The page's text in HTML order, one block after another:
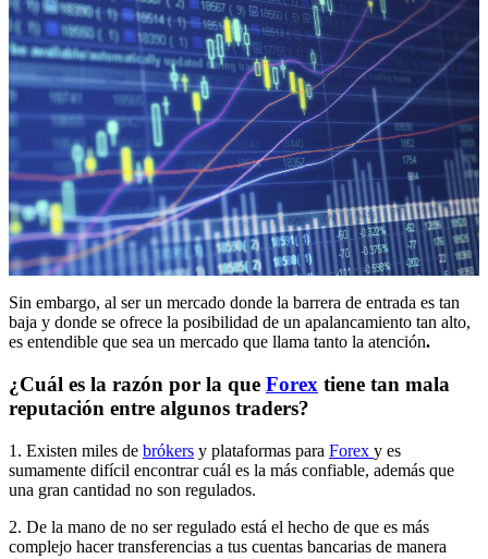
Sin embargo, al ser un mercado donde la barrera de entrada es tan
baja y donde se ofrece la posibilidad de un apalancamiento tan alto,
es entendible que sea un mercado que llama tanto la atención.
¿Cuál es la razón por la que Forex tiene tan mala
reputación entre algunos traders?
1. Existen miles de brókers y plataformas para Forex y es
sumamente difícil encontrar cuál es la más confiable, además que
una gran cantidad no son regulados.
2. De la mano de no ser regulado está el hecho de que es más
complejo hacer transferencias a tus cuentas bancarias de manera